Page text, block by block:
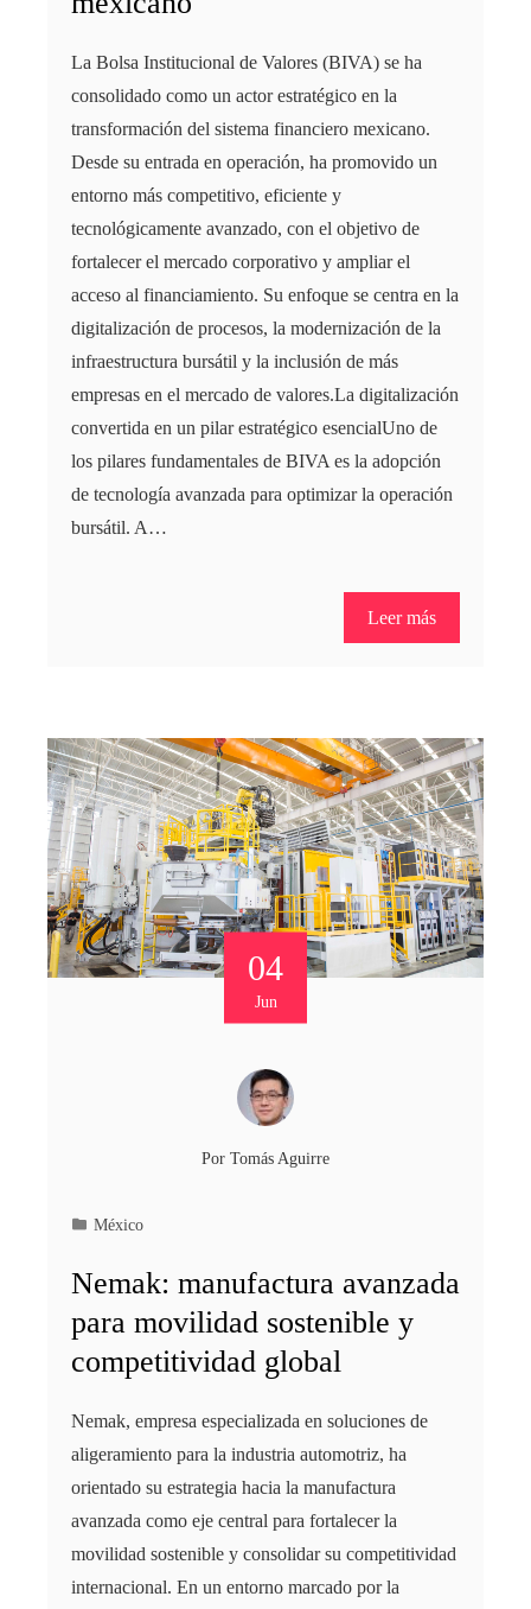
La Bolsa Institucional de Valores (BIVA) se ha
consolidado como un actor estratégico en la
transformación del sistema financiero mexicano.
Desde su entrada en operación, ha promovido un
entorno más competitivo, eficiente y
tecnológicamente avanzado, con el objetivo de
fortalecer el mercado corporativo y ampliar el
acceso al financiamiento. Su enfoque se centra en la
digitalización de procesos, la modernización de la
infraestructura bursátil y la inclusión de más
empresas en el mercado de valores.La digitalización
convertida en un pilar estratégico esencialUno de
los pilares fundamentales de BIVA es la adopción
de tecnología avanzada para optimizar la operación
bursátil. A…
Leer más
04
Jun
Por Tomás Aguirre
México
Nemak: manufactura avanzada
para movilidad sostenible y
competitividad global
Nemak, empresa especializada en soluciones de
aligeramiento para la industria automotriz, ha
orientado su estrategia hacia la manufactura
avanzada como eje central para fortalecer la
movilidad sostenible y consolidar su competitividad
internacional. En un entorno marcado por la